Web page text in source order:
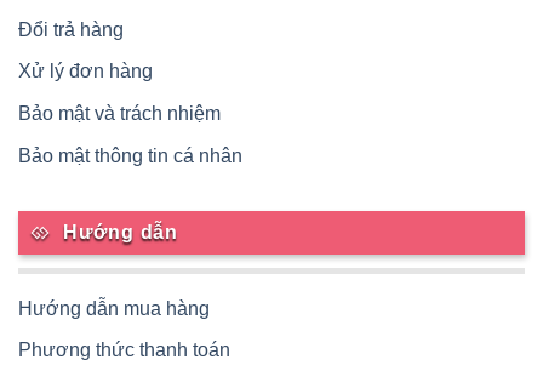
Đổi trả hàng
Xử lý đơn hàng
Bảo mật và trách nhiệm
Bảo mật thông tin cá nhân
Hướng dẫn
Hướng dẫn mua hàng
Phương thức thanh toán